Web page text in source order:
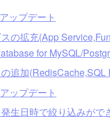
ップデート
の拡充(App
for MySQL/
追加(RedisCache,SQL
ップデート
生日時で絞り込みがで